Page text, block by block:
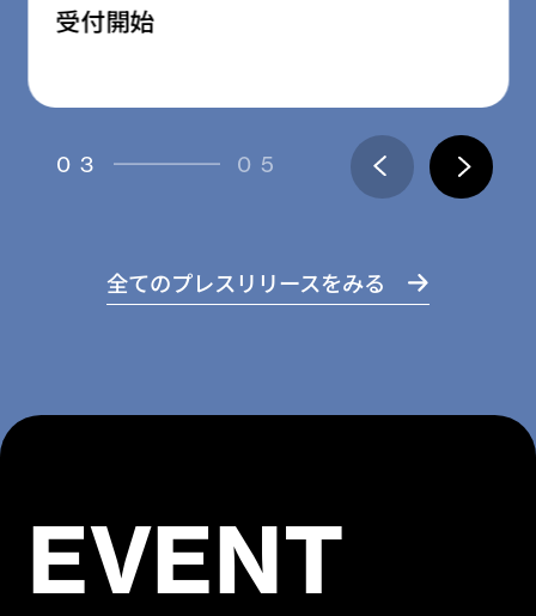
受付開始
03 05
全てのプレスリリースをみる
EVENT